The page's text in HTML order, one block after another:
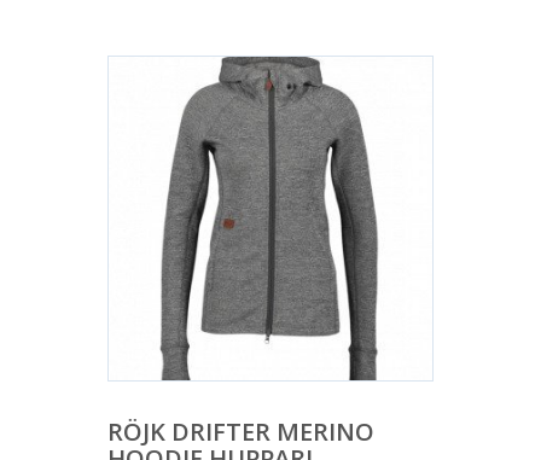
RÖJK DRIFTER MERINO